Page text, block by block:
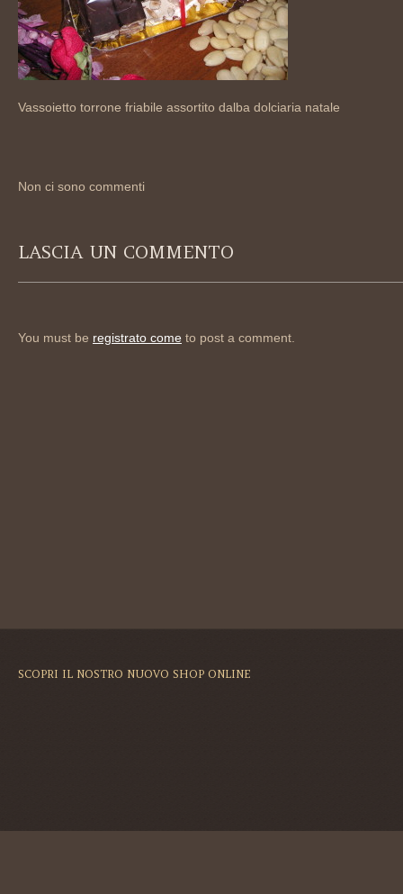
Vassoietto torrone friabile assortito dalba dolciaria natale
Non ci sono commenti
LASCIA UN COMMENTO
You must be registrato come to post a comment.
SCOPRI IL NOSTRO NUOVO SHOP ONLINE